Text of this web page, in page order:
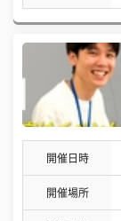
開催日時
開催場所